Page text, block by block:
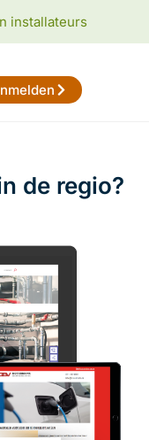
installateurs
de regio?